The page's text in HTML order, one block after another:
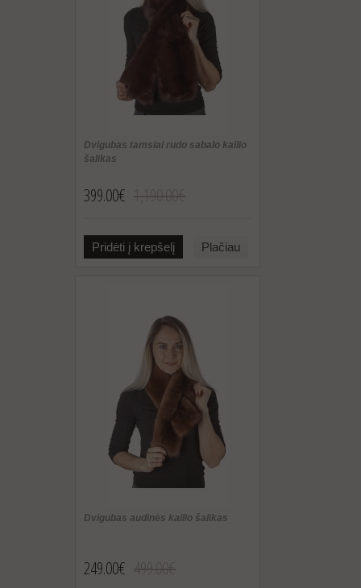
Dvigubas tamsiai rudo sabalo kailio
šalikas
399.00€
Pridėti į krepšelį Plačiau
Dvigubas audinės kailio šalikas
249.00€